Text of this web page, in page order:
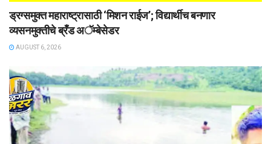
ड्रग्समुक्त महाराष्ट्रासाठी ‘मिशन राईज’; विद्यार्थीच बनणार
व्यसनमुक्तीचे ब्रँड अॅम्बेसेडर
AUGUST 6, 2026